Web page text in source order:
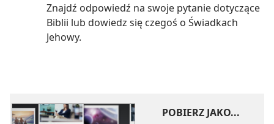
Znajdź odpowiedź na swoje pytanie dotyczące
Biblii lub dowiedz się czegoś o Świadkach
Jehowy.
POBIERZ JAKO...